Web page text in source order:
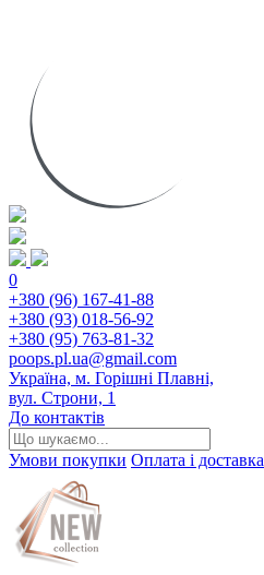
0
+380 (96) 167-41-88
+380 (93) 018-56-92
+380 (95) 763-81-32
poops.pl.ua@gmail.com
Україна, м. Горішні Плавні,
вул. Строни, 1
До контактів
Умови покупки Оплата і доставка